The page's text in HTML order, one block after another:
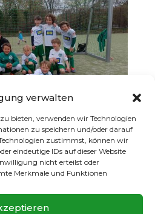
verwalten
bieten, verwenden wir Technologien
zu speichern und/oder darauf
zustimmst, können wir
eindeutige IDs auf dieser Website
nicht erteilst oder
Merkmale und Funktionen
F-Jugend
den SC
Jugend